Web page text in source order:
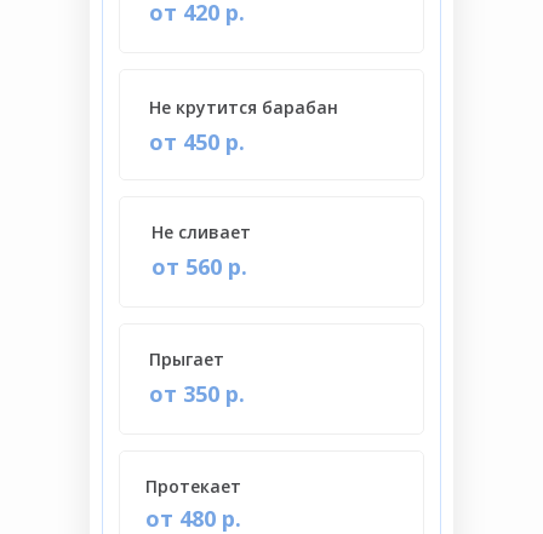
от 420 р.
от 450 р.
Не крутится барабан
от 560 р.
Не сливает
от 480 р.
Протекает
от 350 р.
Прыгает